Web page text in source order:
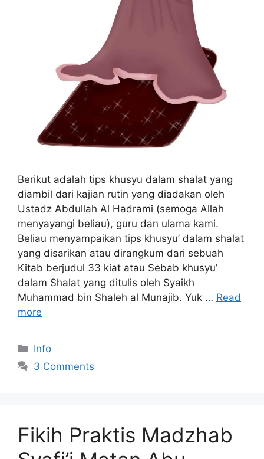
Berikut adalah tips khusyu dalam shalat yang
diambil dari kajian rutin yang diadakan oleh
Ustadz Abdullah Al Hadrami (semoga Allah
menyayangi beliau), guru dan ulama kami.
Beliau menyampaikan tips khusyu’ dalam shalat
yang disarikan atau dirangkum dari sebuah
Kitab berjudul 33 kiat atau Sebab khusyu’
dalam Shalat yang ditulis oleh Syaikh
Muhammad bin Shaleh al Munajib. Yuk … Read
more
Categories
Info
3 Comments
Fikih Praktis Madzhab